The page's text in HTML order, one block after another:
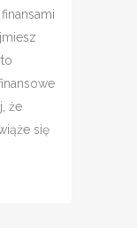
że
się